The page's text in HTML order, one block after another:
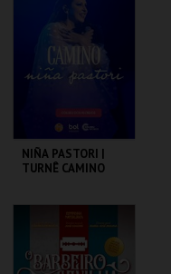
MAIS INFO
COMPRAR
NIÑA PASTORI |
TURNÊ CAMINO
MAIS INFO